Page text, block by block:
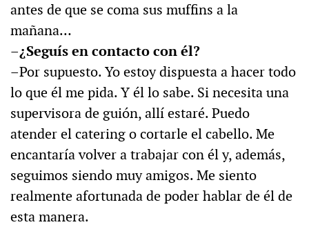
antes de que se coma sus muffins a la
mañana…
–¿Seguís en contacto con él?
–Por supuesto. Yo estoy dispuesta a hacer todo
lo que él me pida. Y él lo sabe. Si necesita una
supervisora de guión, allí estaré. Puedo
atender el catering o cortarle el cabello. Me
encantaría volver a trabajar con él y, además,
seguimos siendo muy amigos. Me siento
realmente afortunada de poder hablar de él de
esta manera.